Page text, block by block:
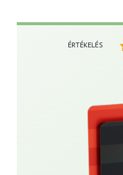
ÉRTÉKELÉS